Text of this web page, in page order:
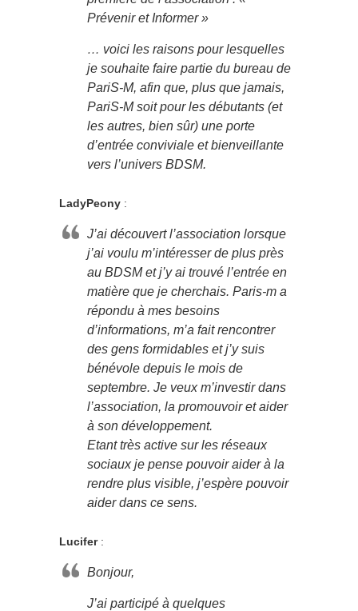
Prévenir et Informer »
… voici les raisons pour lesquelles
je souhaite faire partie du bureau de
PariS-M, afin que, plus que jamais,
PariS-M soit pour les débutants (et
les autres, bien sûr) une porte
d’entrée conviviale et bienveillante
vers l’univers BDSM.
LadyPeony :
J’ai découvert l’association lorsque
j’ai voulu m’intéresser de plus près
au BDSM et j’y ai trouvé l’entrée en
matière que je cherchais. Paris-m a
répondu à mes besoins
d’informations, m’a fait rencontrer
des gens formidables et j’y suis
bénévole depuis le mois de
septembre. Je veux m’investir dans
l’association, la promouvoir et aider
à son développement.
Etant très active sur les réseaux
sociaux je pense pouvoir aider à la
rendre plus visible, j’espère pouvoir
aider dans ce sens.
Lucifer:
Bonjour,
J’ai participé à quelques